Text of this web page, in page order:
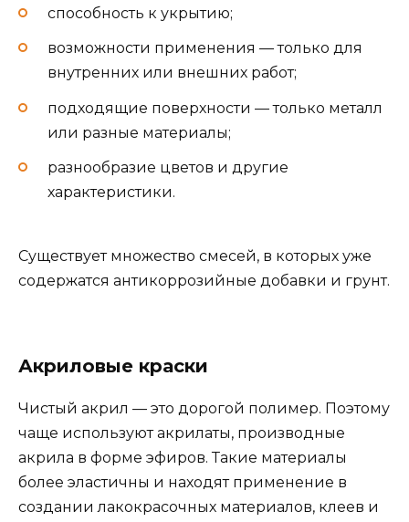
способность к укрытию;
возможности применения — только для
внутренних или внешних работ;
подходящие поверхности — только металл
или разные материалы;
разнообразие цветов и другие
характеристики.
Существует множество смесей, в которых уже
содержатся антикоррозийные добавки и грунт.
Акриловые краски
Чистый акрил — это дорогой полимер. Поэтому
чаще используют акрилаты, производные
акрила в форме эфиров. Такие материалы
более эластичны и находят применение в
создании лакокрасочных материалов, клеев и